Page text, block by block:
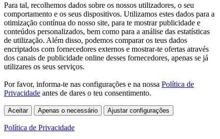
Para tal, recolhemos dados sobre os nossos utilizadores, o seu
comportamento e os seus dispositivos. Utilizamos estes dados para a
otimização contínua do nosso site, para te mostrar publicidade e
conteúdos personalizados, bem como para a análise das estatísticas
de utilização. Além disso, podemos comparar os teus dados
encriptados com fornecedores externos e mostrar-te ofertas através
dos canais de publicidade online desses fornecedores, apenas se já
utilizares os seus serviços.
Por favor, informa-te nas configurações e na nossa Política de
Privacidade antes de dares o teu consentimento.
Aceitar Apenas o necessário Ajustar configurações
Política de Privacidade